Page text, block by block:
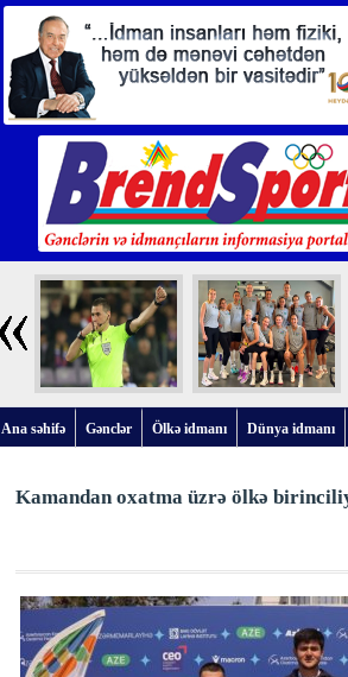
Ana səhifə Gənclər Ölkə idmanı Dünya idmanı
Kamandan oxatma üzrə ölkə